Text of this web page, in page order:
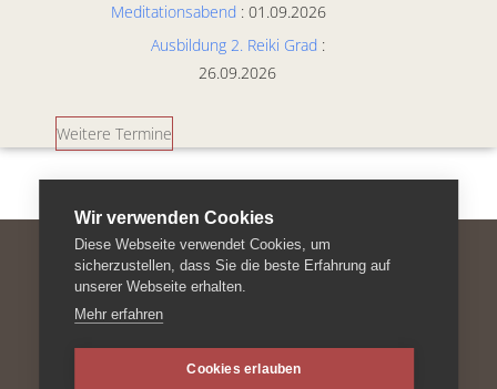
Meditationsabend : 01.09.2026
Ausbildung 2. Reiki Grad :
26.09.2026
Weitere Termine
Impressum
Cookie-Richtlinie
Wir verwenden Cookies
Diese Webseite verwendet Cookies, um
sicherzustellen, dass Sie die beste Erfahrung auf
unserer Webseite erhalten.
Mehr erfahren
Cookies erlauben